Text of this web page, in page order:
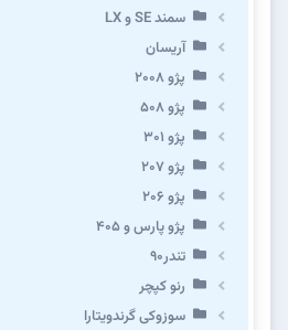
سمند SE و LX
آریسان
پژو ۲۰۰۸
پژو ۵۰۸
پژو 301
پژو ۲۰۷
پژو ۲۰۶
پژو پارس و ۴۰۵
تندر۹۰
رنو کپچر
سوزوکی گرندویتارا